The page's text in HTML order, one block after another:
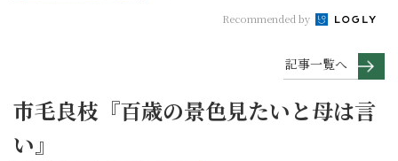
Recommended by
記事一覧へ
市毛良枝『百歳の景色見たいと母は言
い』